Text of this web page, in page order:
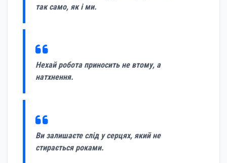
так само, як і ми.
Нехай робота приносить не втому, а
натхнення.
Ви залишаєте слід у серцях, який не
стирається роками.